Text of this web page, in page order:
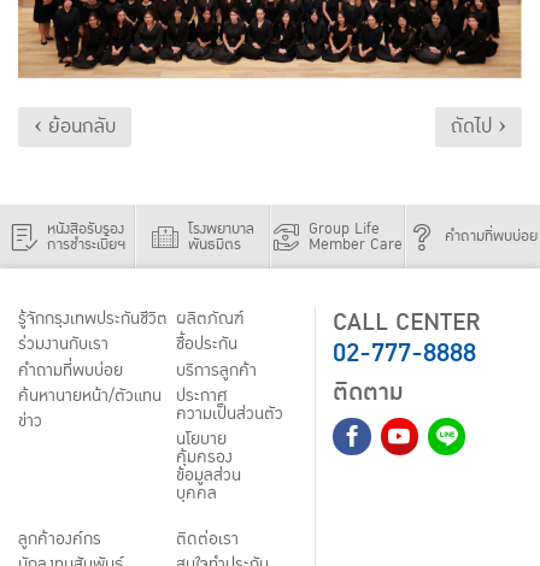
‹ ย้อนกลับ ถัดไป ›
หนังสือรับรอง
การชำระเบี้ยฯ
โรงพยาบาล
พันธมิตร
Group Life
Member Care คำถามที่พบบ่อย
รู้จักกรุงเทพประกันชีวิต
ร่วมงานกับเรา
คำถามที่พบบ่อย
ค้นหานายหน้า/ตัวแทน
ข่าว
ผลิตภัณฑ์
ชื้อประกัน
บริการลูกค้า
ประกาศ
ความเป็นส่วนตัว
นโยบาย
คุ้มครอง
ข้อมูลส่วน
บุคคล
ลูกค้าองค์กร
ติดต่อเรา
CALL CENTER
02-777-8888
ติดตาม